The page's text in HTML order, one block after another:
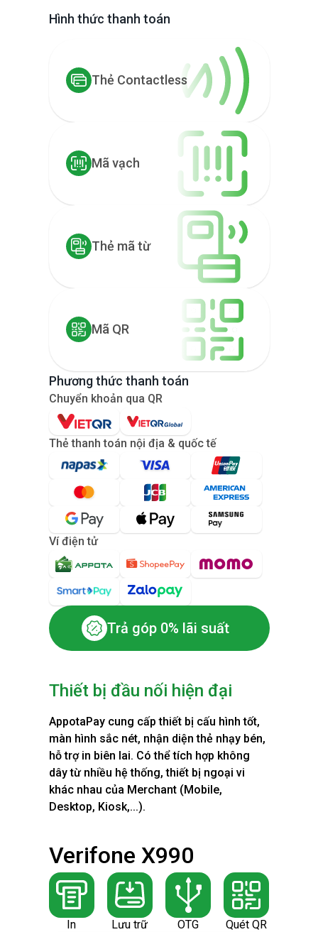
Hình thức thanh toán
Thẻ Contactless
Mã vạch
Thẻ mã từ
Mã QR
Phương thức thanh toán
Chuyển khoản qua QR
Thẻ thanh toán nội địa & quốc tế
Ví điện tử
Trả góp 0% lãi suất
Thiết bị đầu nối hiện đại
AppotaPay cung cấp thiết bị cấu hình tốt,
màn hình sắc nét, nhận diện thẻ nhạy bén,
hỗ trợ in biên lai. Có thể tích hợp không
dây từ nhiều hệ thống, thiết bị ngoại vi
khác nhau của Merchant (Mobile,
Desktop, Kiosk,...).
Verifone X990
In Lưu trữ OTG Quét QR